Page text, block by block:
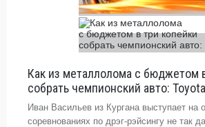
Как из металлолома с бюджетом
собрать чемпионский авто: Toyota
Иван Васильев из Кургана выступает на
соревнованиях по дрэг-рэйсингу не так